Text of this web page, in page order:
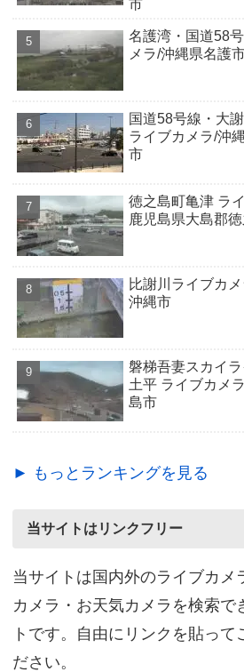
市
名護湾・国道58
メラ/沖縄県名護
国道58号線・大
ライブカメラ/沖
市
徳之島町亀津 ラ
鹿児島県大島郡
比謝川ライブカ
沖縄市
磐梯吾妻スカイ
土平 ライブカメ
島市
► もっとランキングを見る
当サイトはリンクフリー
当サイトは国内外のライブカメ
カメラ・お天気カメラを検索で
トです。自由にリンクを貼って
ださい。